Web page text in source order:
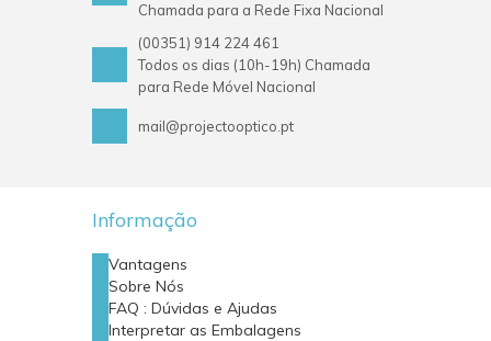
Chamada para a Rede Fixa Nacional
(00351) 914 224 461
Todos os dias (10h-19h) Chamada
para Rede Móvel Nacional
mail@projectooptico.pt
Informação
Vantagens
Sobre Nós
FAQ : Dúvidas e Ajudas
Interpretar as Embalagens